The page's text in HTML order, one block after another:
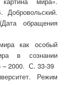
обращения
как особый
в сознании
– 2000. С. 33-39
Режим